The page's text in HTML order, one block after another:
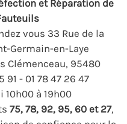
et Réparation de
vous 33 Rue de la
Germain-en-Laye
Clémenceau, 95480
- 01 78 47 26 47
10h00 à 19h00
75, 78, 92, 95, 60 et 27,